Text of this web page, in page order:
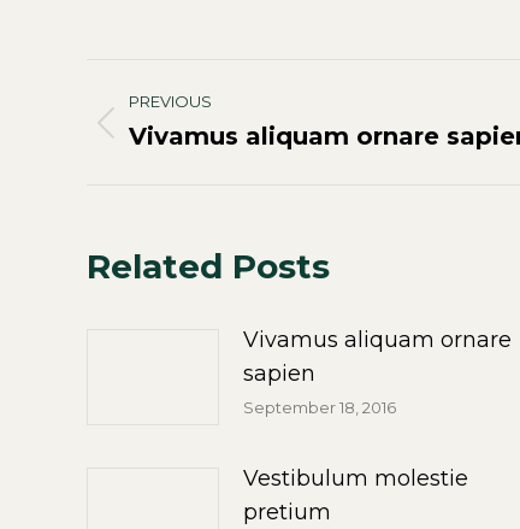
navigation
PREVIOUS
Previous
Vivamus aliquam ornare
Related Posts
Vivamus aliquam ornare
sapien
September 18, 2016
Vestibulum molestie
pretium